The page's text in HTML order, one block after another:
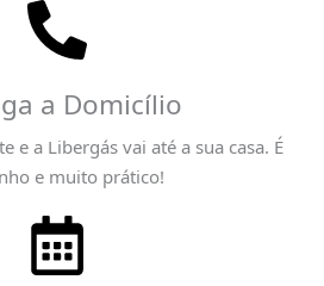
a Domicílio
e a Libergás vai até a sua casa. É
e muito prático!